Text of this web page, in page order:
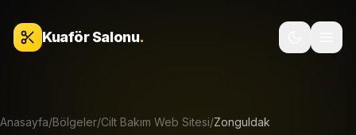
Kuaför Salonu.
Anasayfa/Bölgeler/Cilt Bakım Web Sitesi/Zonguldak